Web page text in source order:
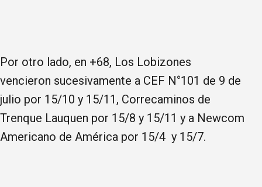
Por otro lado, en +68, Los Lobizones
vencieron sucesivamente a CEF N°101 de 9 de
julio por 15/10 y 15/11, Correcaminos de
Trenque Lauquen por 15/8 y 15/11 y a Newcom
Americano de América por 15/4 y 15/7.